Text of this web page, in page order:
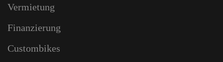
Vermietung
Finanzierung
Custombikes